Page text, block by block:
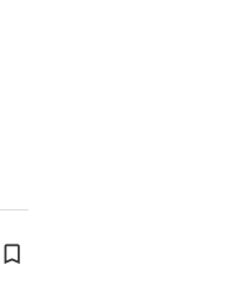
turned_in_not